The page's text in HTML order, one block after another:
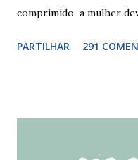
comprimido a mulher
comprimido(s)
PARTILHAR 291